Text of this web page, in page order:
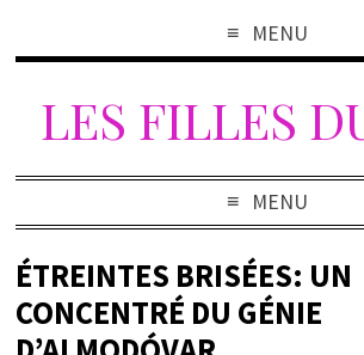
MENU
LES FILLES
MENU
ÉTREINTES BRISÉES: UN
CONCENTRÉ DU GÉNIE